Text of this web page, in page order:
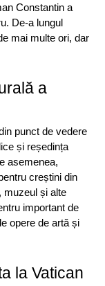
Constantin a
De-a lungul
mai multe ori, dar
a
punct de vedere
și reședința
asemenea,
creștini din
muzeul și alte
important de
opere de artă și
la Vatican